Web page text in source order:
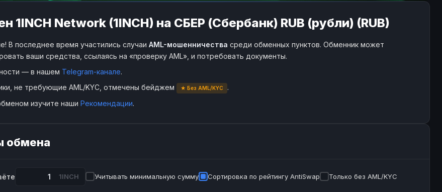
1INCH Network (1INCH) на СБЕР (Сбербанк) RUB (рубли) (RUB)
В последнее время участились случаи AML-мошенничества среди обменных пунктов. Обменник может
ваши средства, ссылаясь на «проверку AML», и потребовать документы.
— в нашем Telegram-канале.
не требующие AML/KYC, отмечены бейджем
★ Без AML/KYC
.
изучите наши Рекомендации.
обмена
1INCH Учитывать минимальную сумму Сортировка по рейтингу AntiSwap Только без AML/KYC